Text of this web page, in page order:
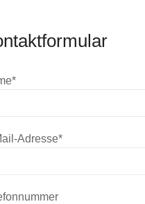
Adresse*